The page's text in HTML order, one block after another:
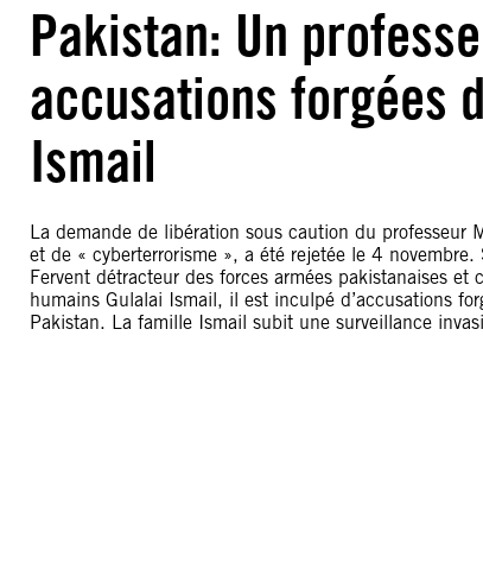
Pakistan: Un
accusations forgées
Ismail
La demande de libération sous caution du professeur
et de « cyberterrorisme », a été rejetée le 4
Fervent détracteur des forces armées pakistanaises
humains Gulalai Ismail, il est inculpé d’accusations
Pakistan. La famille Ismail subit une surveillance